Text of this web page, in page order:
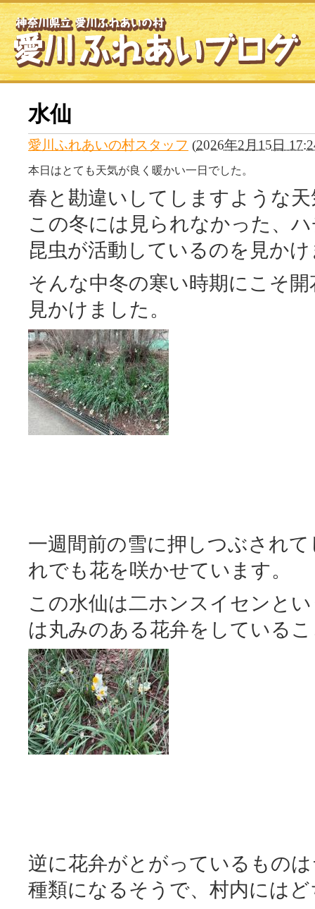
水仙
愛川ふれあいの村スタッフ (2026年2月15日
本日はとても天気が良く暖かい一日でした。
春と勘違いしてしますような
この冬には見られなかった、
昆虫が活動しているのを見か
そんな中冬の寒い時期にこそ
見かけました。
一週間前の雪に押しつぶされ
れでも花を咲かせています。
この水仙は二ホンスイセンと
は丸みのある花弁をしている
逆に花弁がとがっているもの
種類になるそうで、村内には